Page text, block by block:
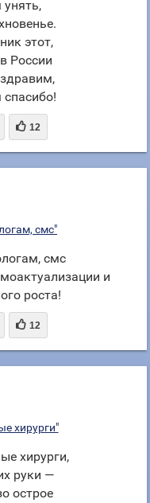
унять,
этот,
России
 12
смс"
смс
и
роста!
 12
хирурги"
хирурги,
руки —
острое